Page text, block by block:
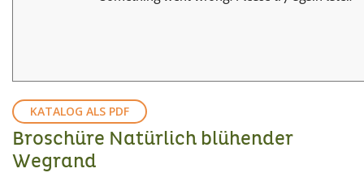
KATALOG ALS PDF
Broschüre Natürlich blühender
Wegrand